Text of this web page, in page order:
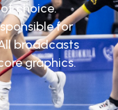
choice.
for
broadcasts
graphics.